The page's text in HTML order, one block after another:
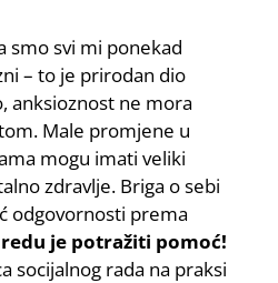
smo svi mi ponekad
– to je prirodan dio
anksioznost ne mora
Male promjene u
mogu imati veliki
zdravlje. Briga o sebi
odgovornosti prema
redu je potražiti pomoć!
socijalnog rada na praksi